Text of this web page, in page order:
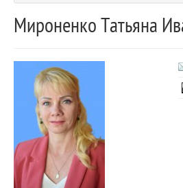
Мироненко Татьяна